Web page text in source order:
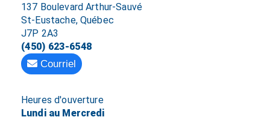
137 Boulevard Arthur-Sauvé
St-Eustache, Québec
J7P 2A3
(450) 623-6548
Courriel
Heures d'ouverture
Lundi au Mercredi